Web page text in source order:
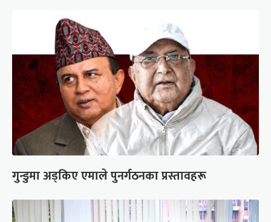
गुन्डुमा अड्किए एमाले पुनर्गठनका प्रस्तावहरू